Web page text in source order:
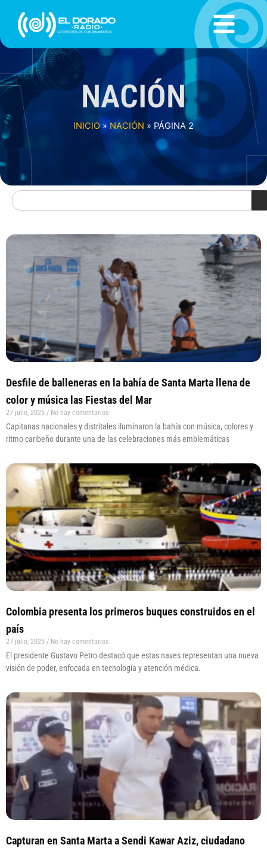
contenido
NACIÓN
INICIO»NACIÓN » PÁGINA 2
Search
Desfile de balleneras en la bahía de Santa Marta llena de
color y música las Fiestas del Mar
27 julio, 2025 No hay comentarios
Capitanas nacionales y distritales iluminaron la bahía con música, colores y
ritmo caribeño durante una de las celebraciones más emblemáticas
Colombia presenta los primeros buques construidos en el
país
27 julio, 2025 No hay comentarios
El presidente Gustavo Petro destacó que estas naves representan una nueva
visión de poder, enfocada en tecnología y atención médica.
Capturan en Santa Marta a Sendi Kawar Aziz, ciudadano